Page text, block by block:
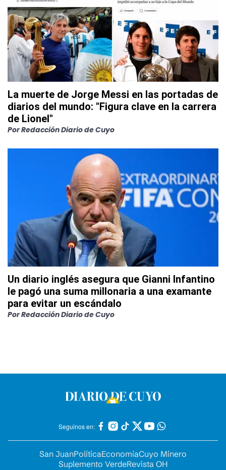
La muerte de Jorge Messi en las portadas de
diarios del mundo: "Figura clave en la carrera
de Lionel"
PorRedacción Diario de Cuyo
Un diario inglés asegura que Gianni Infantino
le pagó una suma millonaria a una examante
para evitar un escándalo
PorRedacción Diario de Cuyo
Seguinos en:
San JuanPolíticaEconomíaCuyo Minero
Suplemento VerdeRevista OH